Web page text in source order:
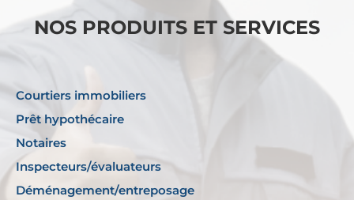
NOS PRODUITS ET SERVICES
Courtiers immobiliers
Prêt hypothécaire
Notaires
Inspecteurs/évaluateurs
Déménagement/entreposage